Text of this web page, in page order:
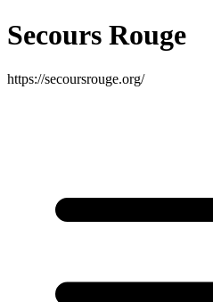
Secours Rouge
https://secoursrouge.org/